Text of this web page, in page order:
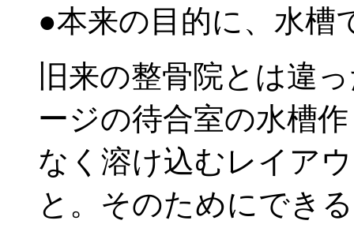
●本来の目的に、水槽
旧来の整骨院とは違
ージの待合室の水槽
なく溶け込むレイア
と。そのためにでき